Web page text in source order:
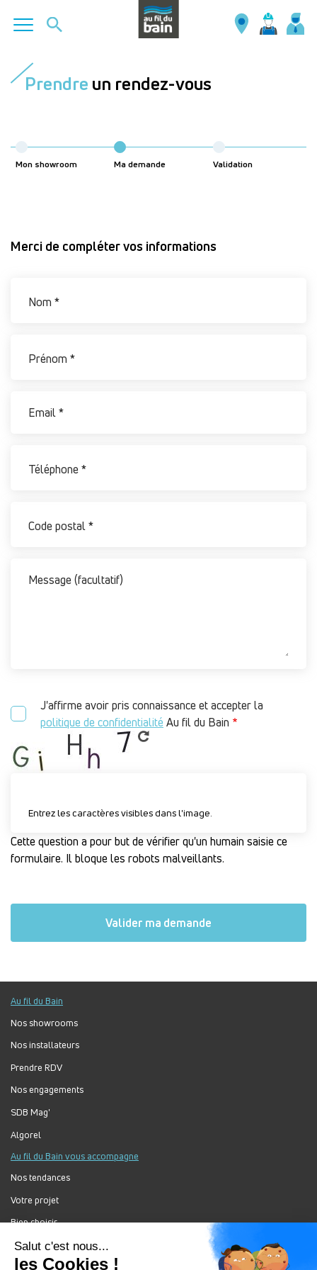
contenuPrendre un rendez-vous
Mon showroom Ma demande Validation
Merci de compléter vos informations
J'affirme avoir pris connaissance et accepter la
politique de confidentialitéAu fil du Bain
Entrez les caractères visibles dans l'image.
Cette question a pour but de vérifier qu'un humain saisie ce
formulaire. Il bloque les robots malveillants.
Au fil du Bain
Nos showrooms
Nos installateurs
Prendre RDV
Nos engagements
SDB Mag'
Algorel
Au fil du Bain vous accompagne
Nos tendances
Votre projet
Bien choisir
Forum Au Fil du Bain